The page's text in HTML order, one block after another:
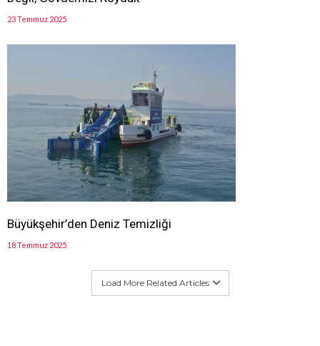
23 Temmuz 2025
Büyükşehir’den Deniz Temizliği
18 Temmuz 2025
Load More Related Articles